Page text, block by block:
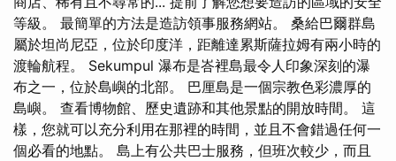
等級。 最簡單的方法是造訪領事服務網站。 桑給巴爾群島
屬於坦尚尼亞，位於印度洋，距離達累斯薩拉姆有兩小時的
渡輪航程。 Sekumpul 瀑布是峇裡島最令人印象深刻的瀑
布之一，位於島嶼的北部。 巴厘島是一個宗教色彩濃厚的
島嶼。 查看博物館、歷史遺跡和其他景點的開放時間。 這
樣，您就可以充分利用在那裡的時間，並且不會錯過任何一
個必看的地點。 島上有公共巴士服務，但班次較少，而且